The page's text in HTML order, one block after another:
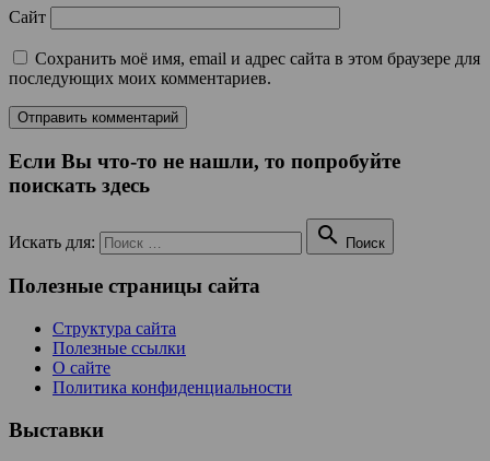
Сайт
Сохранить моё имя, email и адрес сайта в этом браузере для
последующих моих комментариев.
Если Вы что-то не нашли, то попробуйте
поискать здесь
Искать для:  Поиск
Полезные страницы сайта
Структура сайта
Полезные ссылки
О сайте
Политика конфиденциальности
Выставки